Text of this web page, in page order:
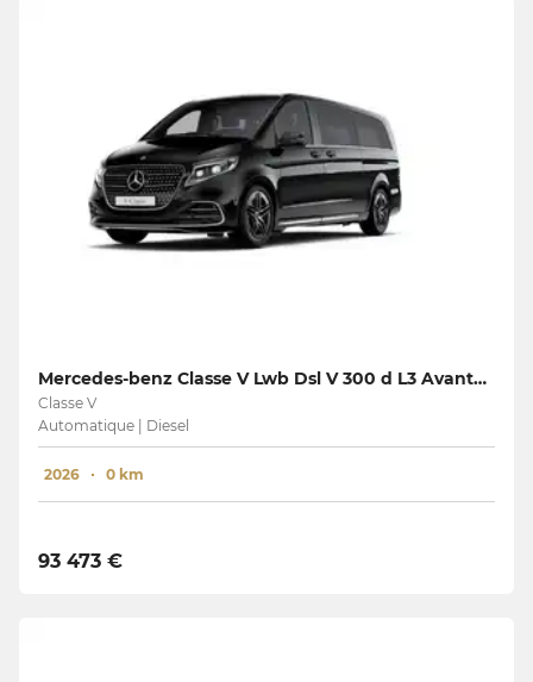
Mercedes-benz Classe V Lwb Dsl V 300 d L3 Avantgarde
Classe V
Automatique | Diesel
2026 0 km
93 473 €